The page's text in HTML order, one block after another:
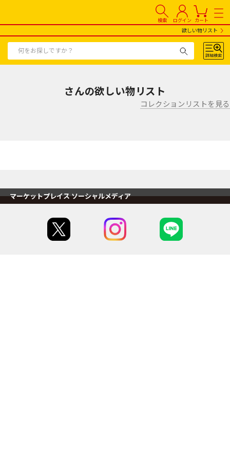
検索 ログイン カート
欲しい物リスト
さんの欲しい物リスト
コレクションリストを見る
マーケットプレイス ソーシャルメディア